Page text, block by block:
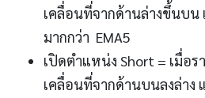
เคลื่อนที่จากด้านล่างขึ้นบน
มากกว่า EMA5
เปิดตำแหน่ง Short = เมื่อร
เคลื่อนที่จากด้านบนลงล่าง